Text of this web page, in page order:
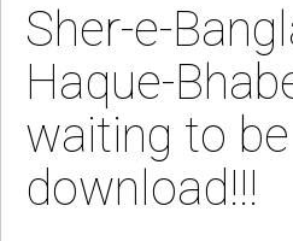
Sher-e-
Haque-
waiting to be
download!!!